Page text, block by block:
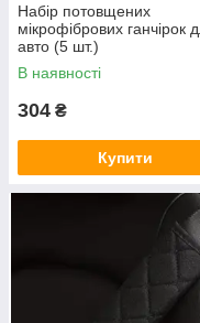
Набір потовщених
мікрофібрових ганчірок
авто (5 шт.)
В наявності
304 ₴
Купити